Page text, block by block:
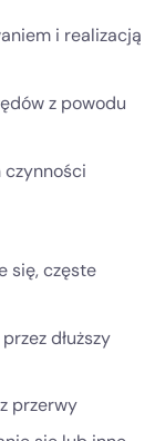
i realizacją
z powodu
czynności
się, częste
dłuższy
przerwy